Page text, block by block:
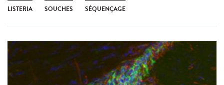
LISTERIA SOUCHES SÉQUENÇAGE